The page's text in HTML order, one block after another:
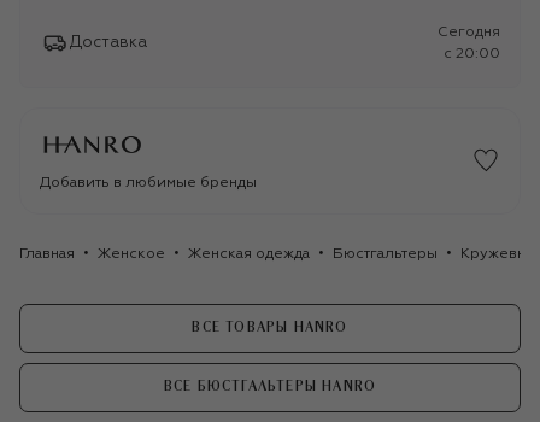
Доставка
Сегодня
c 20:00
Добавить в любимые бренды
Главная Женское Женская одежда Бюстгальтеры
ВСЕ ТОВАРЫ HANRO
ВСЕ БЮСТГАЛЬТЕРЫ HANRO